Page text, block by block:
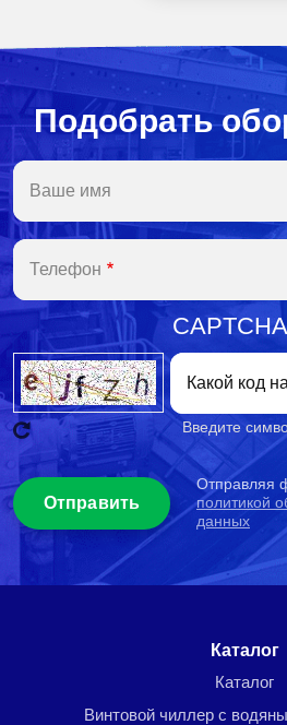
больших зданий;
- промышленные
предприятия с
постоянной
потребностью в
охлаждении;
- холодильные
Подобрать
Ваше имя
Телефон
Какой код
Введите
Отправляя
политикой
данных
Каталог
Каталог
Винтовой чиллер с